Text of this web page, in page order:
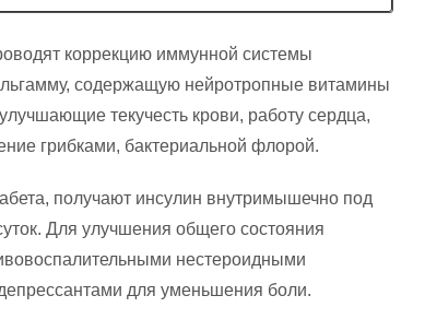
коррекцию иммунной системы
содержащую нейротропные витамины
текучесть крови, работу сердца,
грибками, бактериальной флорой.
получают инсулин внутримышечно под
Для улучшения общего состояния
нестероидными
для уменьшения боли.